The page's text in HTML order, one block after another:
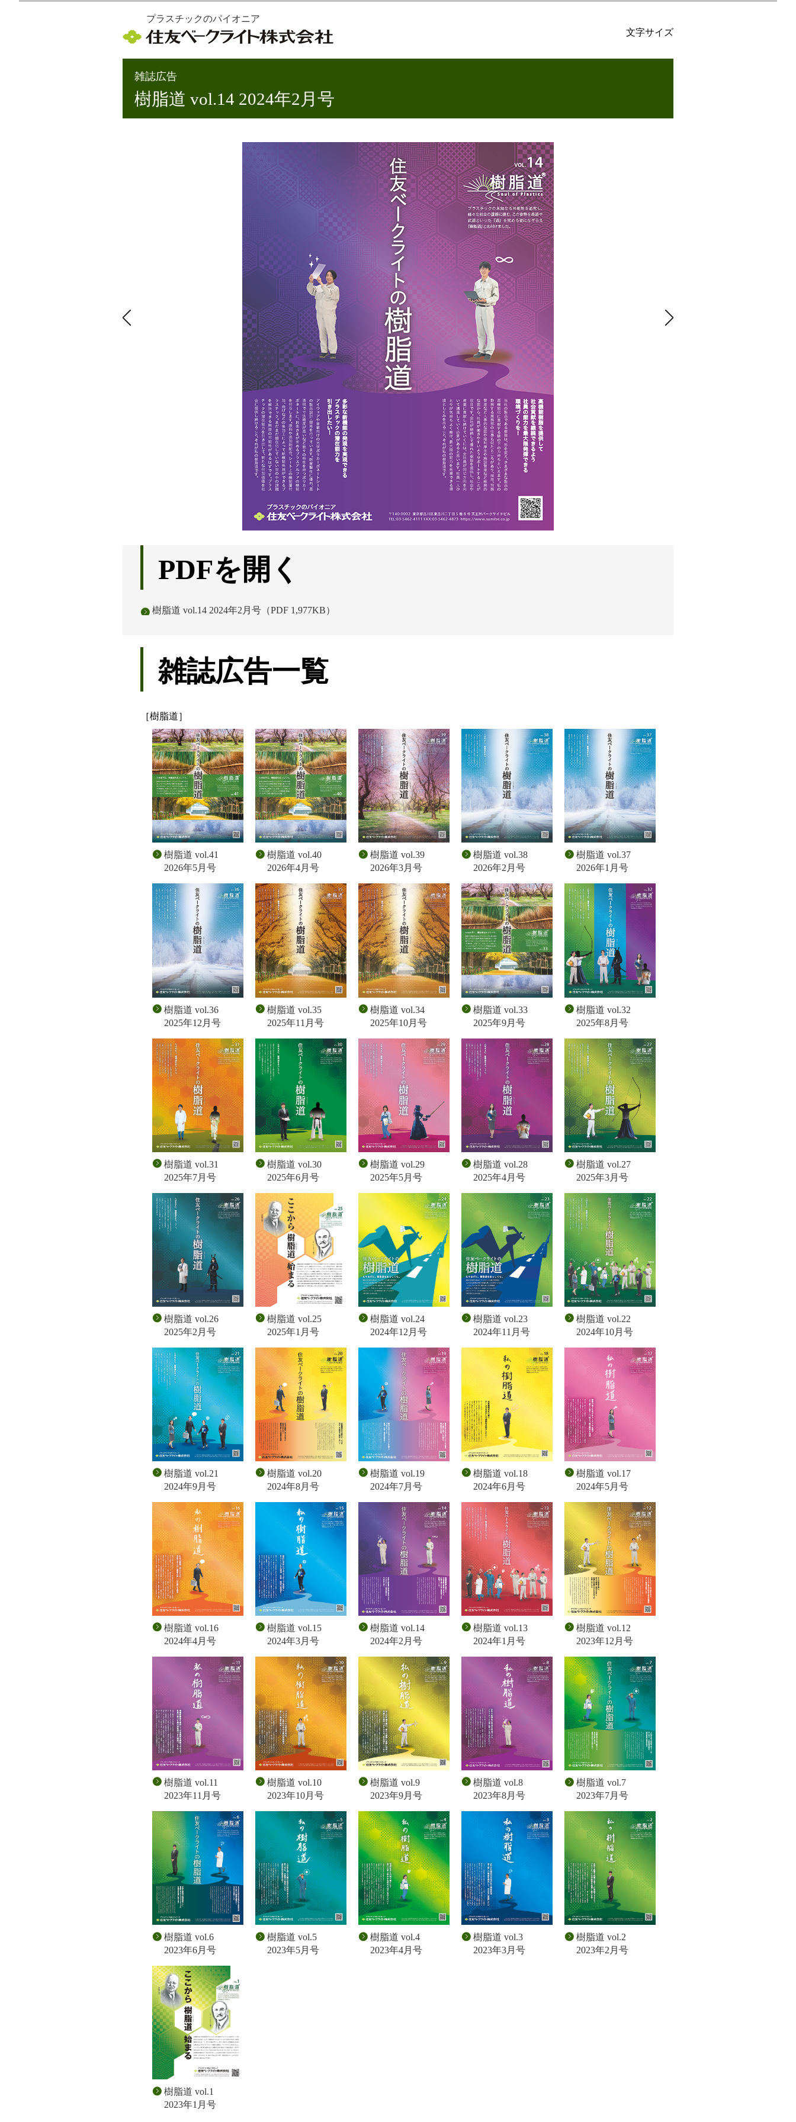
プラスチックのパイオニア
文字サイズ
雑誌広告
樹脂道 vol.14 2024年2月号
PDFを開く
樹脂道 vol.14 2024年2月号（PDF 1,977KB）
雑誌広告一覧
［樹脂道］
樹脂道 vol.41
2026年5月号
樹脂道 vol.40
2026年4月号
樹脂道 vol.39
2026年3月号
樹脂道 vol.38
2026年2月号
樹脂道 vol.37
2026年1月号
樹脂道 vol.36
2025年12月号
樹脂道 vol.35
2025年11月号
樹脂道 vol.34
2025年10月号
樹脂道 vol.33
2025年9月号
樹脂道 vol.32
2025年8月号
樹脂道 vol.31
2025年7月号
樹脂道 vol.30
2025年6月号
樹脂道 vol.29
2025年5月号
樹脂道 vol.28
2025年4月号
樹脂道 vol.27
2025年3月号
樹脂道 vol.26
2025年2月号
樹脂道 vol.25
2025年1月号
樹脂道 vol.24
2024年12月号
樹脂道 vol.23
2024年11月号
樹脂道 vol.22
2024年10月号
樹脂道 vol.21
2024年9月号
樹脂道 vol.20
2024年8月号
樹脂道 vol.19
2024年7月号
樹脂道 vol.18
2024年6月号
樹脂道 vol.17
2024年5月号
樹脂道 vol.16
2024年4月号
樹脂道 vol.15
2024年3月号
樹脂道 vol.14
2024年2月号
樹脂道 vol.13
2024年1月号
樹脂道 vol.12
2023年12月号
樹脂道 vol.11
2023年11月号
樹脂道 vol.10
2023年10月号
樹脂道 vol.9
2023年9月号
樹脂道 vol.8
2023年8月号
樹脂道 vol.7
2023年7月号
樹脂道 vol.6
2023年6月号
樹脂道 vol.5
2023年5月号
樹脂道 vol.4
2023年4月号
樹脂道 vol.3
2023年3月号
樹脂道 vol.2
2023年2月号
樹脂道 vol.1
2023年1月号